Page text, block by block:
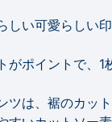
い可愛らしい印
ポイントで、1
ツは、裾のカッ